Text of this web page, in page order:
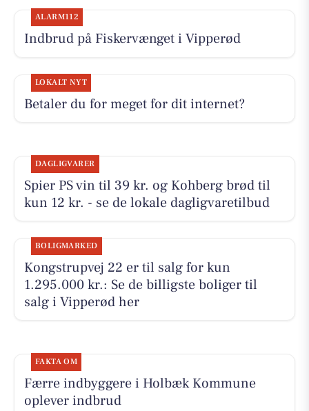
ALARM112
Indbrud på Fiskervænget i Vipperød
LOKALT NYT
Betaler du for meget for dit internet?
DAGLIGVARER
Spier PS vin til 39 kr. og Kohberg brød til
kun 12 kr. - se de lokale dagligvaretilbud
BOLIGMARKED
Kongstrupvej 22 er til salg for kun
1.295.000 kr.: Se de billigste boliger til
salg i Vipperød her
FAKTA OM
Færre indbyggere i Holbæk Kommune
oplever indbrud